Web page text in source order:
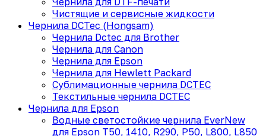
Чистящие и сервисные жидкости
Чернила DCTec (Hongsam)
Чернила Dctec для Brother
Чернила для Canon
Чернила для Epson
Чернила для Hewlett Packard
Сублимационные чернила DCTEC
Текстильные чернила DCTEC
Чернила для Epson
Водные светостойкие чернила EverNew
для Epson T50, 1410, R290, P50, L800, L850